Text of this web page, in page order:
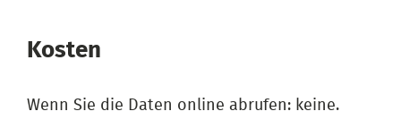
Kosten
Wenn Sie die Daten online abrufen: keine.